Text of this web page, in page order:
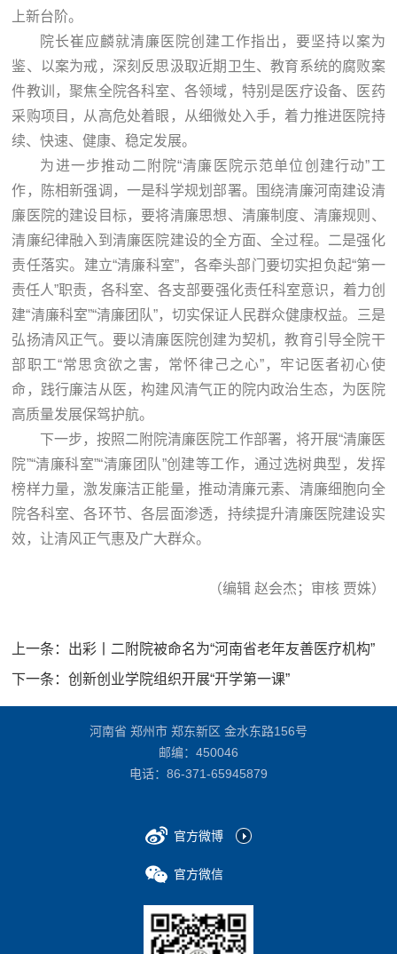
上新台阶。
院长崔应麟就清廉医院创建工作指出，要坚持以案为
鉴、以案为戒，深刻反思汲取近期卫生、教育系统的腐败案
件教训，聚焦全院各科室、各领域，特别是医疗设备、医药
采购项目，从高危处着眼，从细微处入手，着力推进医院持
续、快速、健康、稳定发展。
为进一步推动二附院“清廉医院示范单位创建行动”工
作，陈相新强调，一是科学规划部署。围绕清廉河南建设清
廉医院的建设目标，要将清廉思想、清廉制度、清廉规则、
清廉纪律融入到清廉医院建设的全方面、全过程。二是强化
责任落实。建立“清廉科室”，各牵头部门要切实担负起“第一
责任人”职责，各科室、各支部要强化责任科室意识，着力创
建“清廉科室”“清廉团队”，切实保证人民群众健康权益。三是
弘扬清风正气。要以清廉医院创建为契机，教育引导全院干
部职工“常思贪欲之害，常怀律己之心”，牢记医者初心使
命，践行廉洁从医，构建风清气正的院内政治生态，为医院
高质量发展保驾护航。
下一步，按照二附院清廉医院工作部署，将开展“清廉医
院”“清廉科室”“清廉团队”创建等工作，通过选树典型，发挥
榜样力量，激发廉洁正能量，推动清廉元素、清廉细胞向全
院各科室、各环节、各层面渗透，持续提升清廉医院建设实
效，让清风正气惠及广大群众。
（编辑 赵会杰；审核 贾姝）
上一条： 出彩丨二附院被命名为“河南省老年友善医疗机构”
下一条：创新创业学院组织开展“开学第一课”
河南省 郑州市 郑东新区 金水东路156号
邮编：450046
电话： 86-371-65945879
官方微博
官方微信